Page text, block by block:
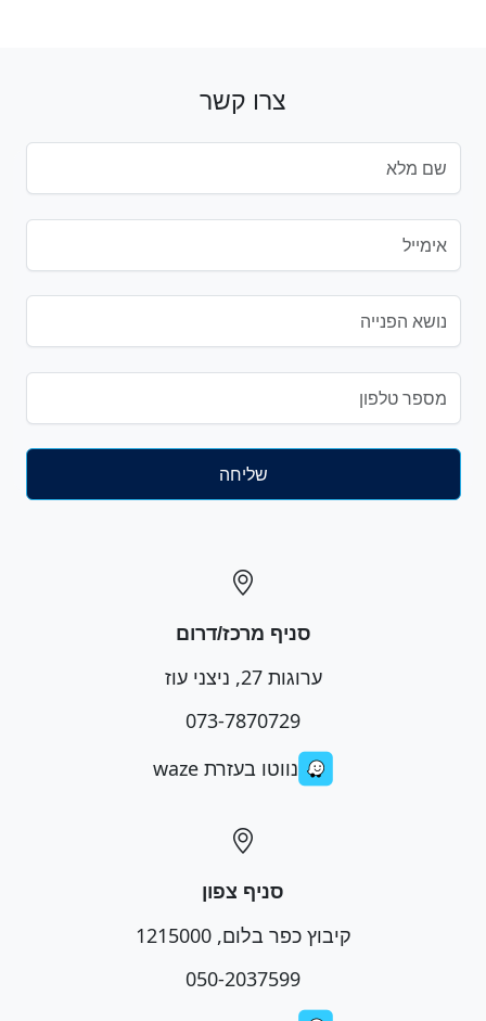
סניף מרכז/דרום
ערוגות 27, ניצני עוז
073-7870729
נווטו בעזרת waze
סניף צפון
קיבוץ כפר בלום, 1215000
050-2037599
צרו קשר